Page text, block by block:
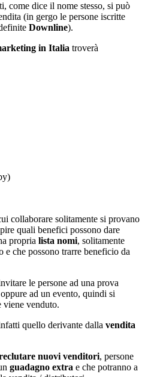
come dice il nome stesso, si può
(in gergo le persone iscritte
Downline).
in Italia troverà
collaborare solitamente si provano
quali benefici possono dare
propria lista nomi, solitamente
e che possono trarre beneficio da
le persone ad una prova
ad un evento, quindi si
viene venduto.
quello derivante dalla vendita
nuovi venditori, persone
guadagno extra e che potranno a